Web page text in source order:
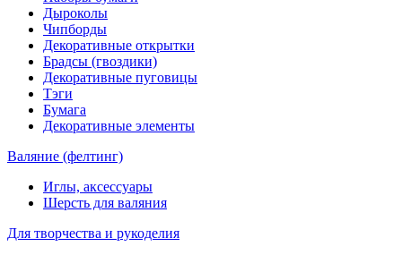
Дыроколы
Чипборды
Декоративные открытки
Брадсы (гвоздики)
Декоративные пуговицы
Тэги
Бумага
Декоративные элементы
Валяние (фелтинг)
Иглы, аксессуары
Шерсть для валяния
Для творчества и рукоделия